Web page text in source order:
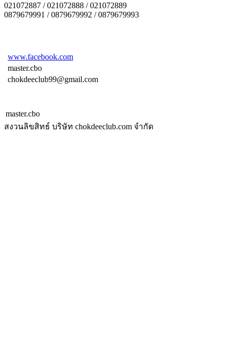
021072887 / 021072888 / 021072889
0879679991 / 0879679992 / 0879679993
www.facebook.com
master.cbo
chokdeeclub99@gmail.com
master.cbo
สงวนลิขสิทธ์ บริษัท chokdeeclub.com จำกัด